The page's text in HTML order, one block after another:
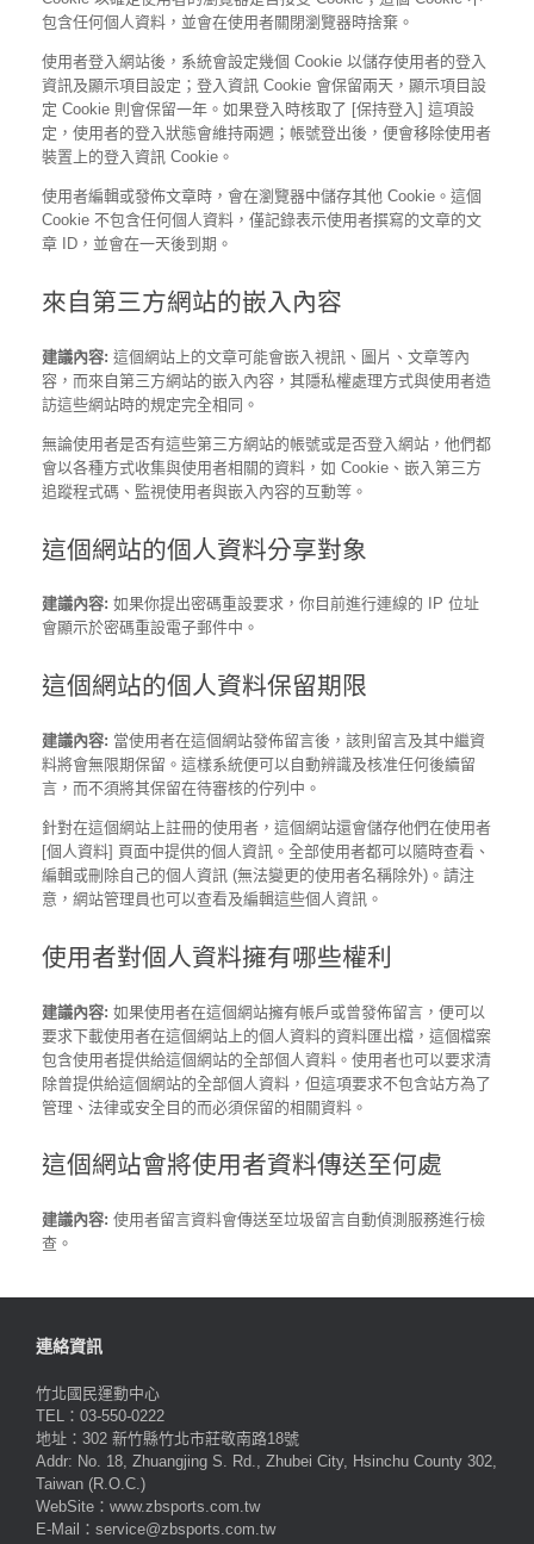
包含任何個人資料，並會在使用者關閉瀏覽器時捨棄。
使用者登入網站後，系統會設定幾個 Cookie 以儲存使用者的登入
資訊及顯示項目設定；登入資訊 Cookie 會保留兩天，顯示項目設
定 Cookie 則會保留一年。如果登入時核取了 [保持登入] 這項設
定，使用者的登入狀態會維持兩週；帳號登出後，便會移除使用者
裝置上的登入資訊 Cookie。
使用者編輯或發佈文章時，會在瀏覽器中儲存其他 Cookie。這個
Cookie 不包含任何個人資料，僅記錄表示使用者撰寫的文章的文
章 ID，並會在一天後到期。
來自第三方網站的嵌入內容
建議內容: 這個網站上的文章可能會嵌入視訊、圖片、文章等內
容，而來自第三方網站的嵌入內容，其隱私權處理方式與使用者造
訪這些網站時的規定完全相同。
無論使用者是否有這些第三方網站的帳號或是否登入網站，他們都
會以各種方式收集與使用者相關的資料，如 Cookie、嵌入第三方
追蹤程式碼、監視使用者與嵌入內容的互動等。
這個網站的個人資料分享對象
建議內容: 如果你提出密碼重設要求，你目前進行連線的 IP 位址
會顯示於密碼重設電子郵件中。
這個網站的個人資料保留期限
建議內容: 當使用者在這個網站發佈留言後，該則留言及其中繼資
料將會無限期保留。這樣系統便可以自動辨識及核准任何後續留
言，而不須將其保留在待審核的佇列中。
針對在這個網站上註冊的使用者，這個網站還會儲存他們在使用者
[個人資料] 頁面中提供的個人資訊。全部使用者都可以隨時查看、
編輯或刪除自己的個人資訊 (無法變更的使用者名稱除外)。請注
意，網站管理員也可以查看及編輯這些個人資訊。
使用者對個人資料擁有哪些權利
建議內容: 如果使用者在這個網站擁有帳戶或曾發佈留言，便可以
要求下載使用者在這個網站上的個人資料的資料匯出檔，這個檔案
包含使用者提供給這個網站的全部個人資料。使用者也可以要求清
除曾提供給這個網站的全部個人資料，但這項要求不包含站方為了
管理、法律或安全目的而必須保留的相關資料。
這個網站會將使用者資料傳送至何處
建議內容: 使用者留言資料會傳送至垃圾留言自動偵測服務進行檢
查。
連絡資訊
竹北國民運動中心
TEL：03-550-0222
地址：302 新竹縣竹北市莊敬南路18號
Addr: No. 18, Zhuangjing S. Rd., Zhubei City, Hsinchu County 302,
Taiwan (R.O.C.)
WebSite：www.zbsports.com.tw
E-Mail：service@zbsports.com.tw